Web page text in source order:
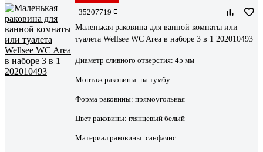
35207719
Маленькая раковина для ванной комнаты или
туалета Wellsee WC Area в наборе 3 в 1 202010493
Диаметр сливного отверстия: 45 мм
Монтаж раковины: на тумбу
Форма раковины: прямоугольная
Цвет раковины: глянцевый белый
Материал раковины: санфаянс